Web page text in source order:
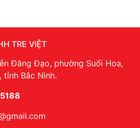
TRE VIỆT
Đăng Đạo, phường Suối Hoa,
tỉnh Bắc Ninh.